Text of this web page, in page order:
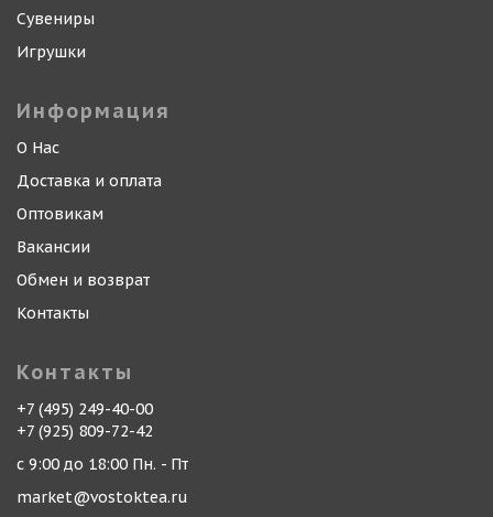
Сувениры
Игрушки
Информация
О Нас
Доставка и оплата
Оптовикам
Вакансии
Обмен и возврат
Контакты
Контакты
+7 (495) 249-40-00
+7 (925) 809-72-42
с 9:00 до 18:00 Пн. - Пт
market@vostoktea.ru